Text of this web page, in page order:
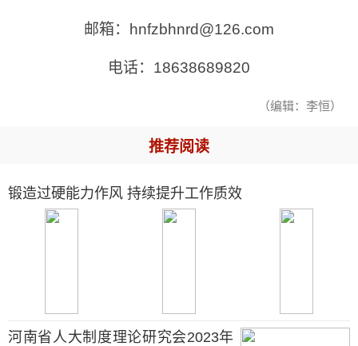
邮箱：hnfzbhnrd@126.com
电话：18638689820
（编辑：李恒）
推荐阅读
锻造过硬能力作风 持续提升工作质效
河南省人大制度理论研究会2023年